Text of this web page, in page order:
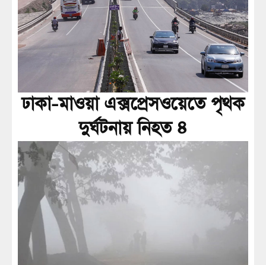
ঢাকা-মাওয়া এক্সপ্রেসওয়েতে পৃথক
দুর্ঘটনায় নিহত ৪